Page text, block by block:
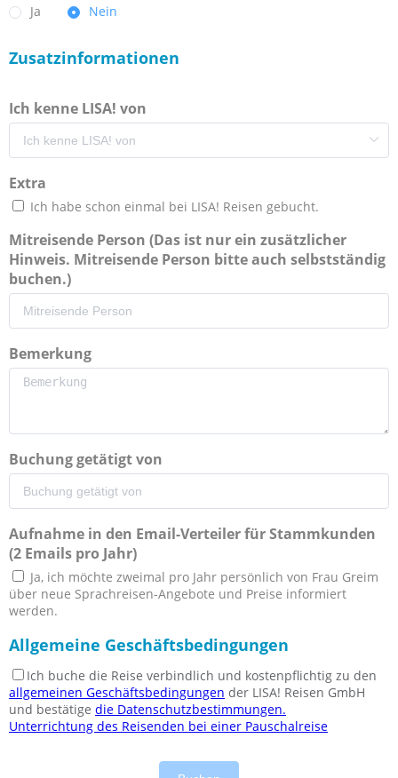
Ja Nein
Zusatzinformationen
Ich kenne LISA! von
Extra
Ich habe schon einmal bei LISA! Reisen gebucht.
Mitreisende Person (Das ist nur ein zusätzlicher
Hinweis. Mitreisende Person bitte auch selbstständig
buchen.)
Bemerkung
Buchung getätigt von
Aufnahme in den Email-Verteiler für Stammkunden
(2 Emails pro Jahr)
Ja, ich möchte zweimal pro Jahr persönlich von Frau Greim
über neue Sprachreisen-Angebote und Preise informiert
werden.
Allgemeine Geschäftsbedingungen
Ich buche die Reise verbindlich und kostenpflichtig zu den
allgemeinen Geschäftsbedingungen der LISA! Reisen GmbH
und bestätige die Datenschutzbestimmungen.
Unterrichtung des Reisenden bei einer Pauschalreise